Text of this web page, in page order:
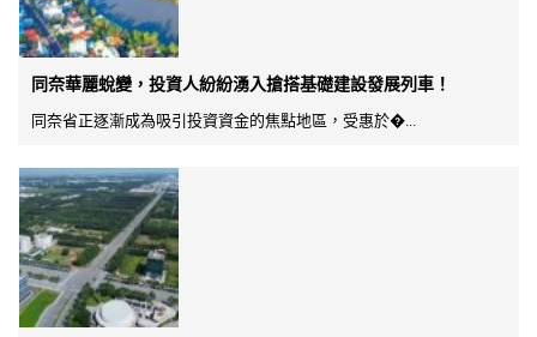
同奈華麗蛻變，投資人紛紛湧入搶搭基礎建設發展列車！
同奈省正逐漸成為吸引投資資金的焦點地區，受惠於�...